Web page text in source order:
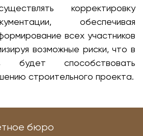
корректировку
обеспечивая
всех участников
возможные риски, что в
способствовать
строительного проекта.
бюро